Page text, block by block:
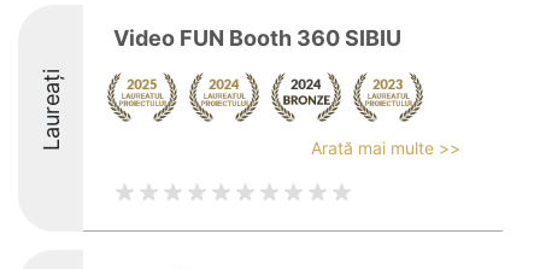
Laureați
Video FUN Booth 360 SIBIU
Arată mai multe >>